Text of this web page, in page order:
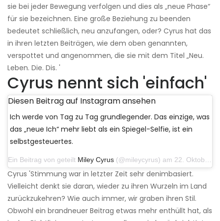
sie bei jeder Bewegung verfolgen und dies als „neue Phase“
für sie bezeichnen. Eine große Beziehung zu beenden
bedeutet schließlich, neu anzufangen, oder? Cyrus hat das
in ihren letzten Beiträgen, wie dem oben genannten,
verspottet und angenommen, die sie mit dem Titel „Neu.
Leben. Die. Dis. '
Cyrus nennt sich 'einfach'
Diesen Beitrag auf Instagram ansehen
Ich werde von Tag zu Tag grundlegender. Das einzige, was
das „neue Ich“ mehr liebt als ein Spiegel-Selfie, ist ein
selbstgesteuertes.
Ein Beitrag von geteilt Miley Cyrus (@mileycyrus) am 22. Oktober 2019 um 11:39 Uhr PDT
Cyrus 'Stimmung war in letzter Zeit sehr denimbasiert.
Vielleicht denkt sie daran, wieder zu ihren Wurzeln im Land
zurückzukehren? Wie auch immer, wir graben ihren Stil.
Obwohl ein brandneuer Beitrag etwas mehr enthüllt hat, als